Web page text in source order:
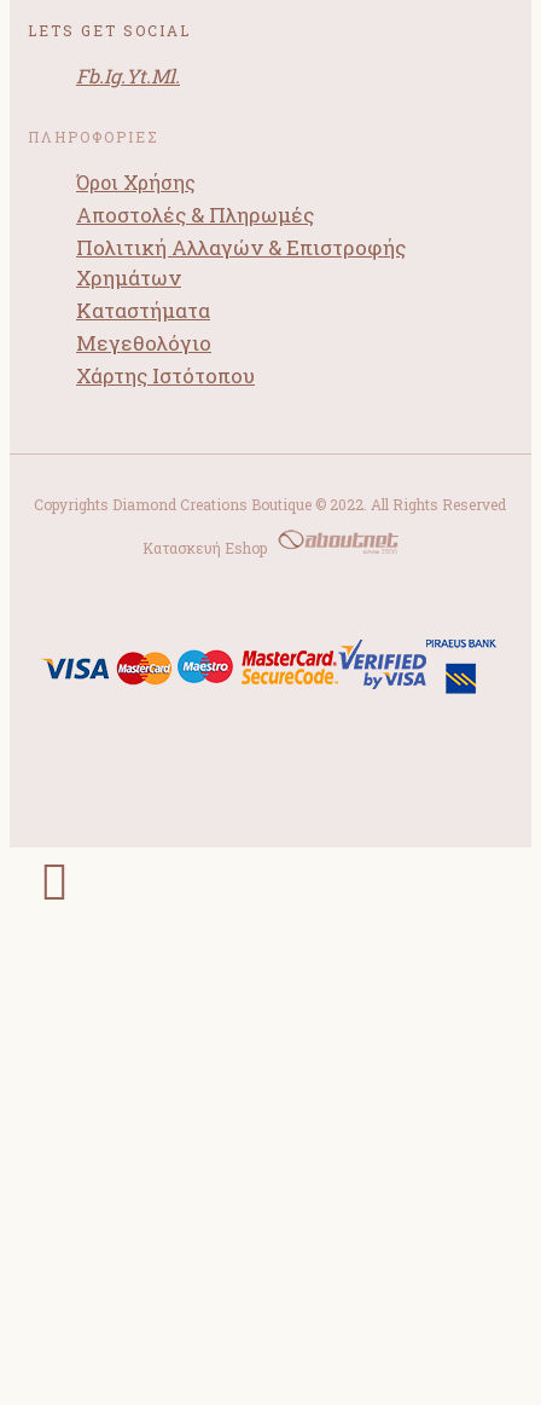
LETS GET SOCIAL
Fb.Ig.Yt.Ml.
ΠΛΗΡΟΦΟΡΙΕΣ
Όροι Χρήσης
Αποστολές & Πληρωμές
Πολιτική Αλλαγών & Επιστροφής
Χρημάτων
Καταστήματα
Μεγεθολόγιο
Χάρτης Ιστότοπου
Copyrights Diamond Creations Boutique © 2022. All Rights Reserved
Κατασκευή Eshop